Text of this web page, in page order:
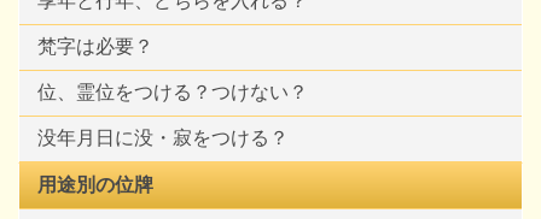
梵字は必要？
位、霊位をつける？つけない？
没年月日に没・寂をつける？
用途別の位牌